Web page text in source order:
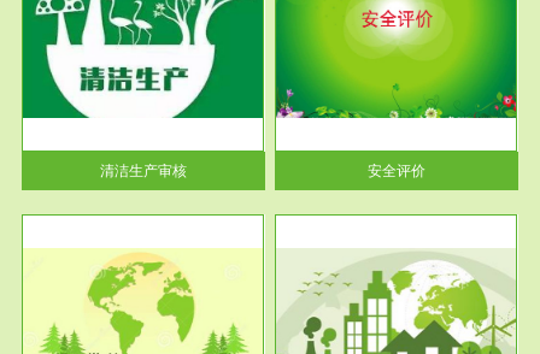
清洁生产审核
安全评价
安全评价安全评价目的是查找、
分析和预测工程、系统、生产经
营活...
安全评价
服务范围